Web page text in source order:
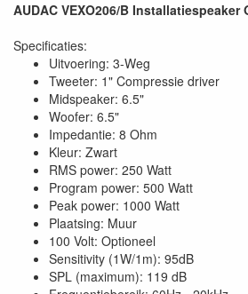
AUDAC VEXO206/B Installatiespeaker
Specificaties:
Uitvoering: 3-Weg
Tweeter: 1" Compressie driver
Midspeaker: 6.5"
Woofer: 6.5"
Impedantie: 8 Ohm
Kleur: Zwart
RMS power: 250 Watt
Program power: 500 Watt
Peak power: 1000 Watt
Plaatsing: Muur
100 Volt: Optioneel
Sensitivity (1W/1m): 95dB
SPL (maximum): 119 dB